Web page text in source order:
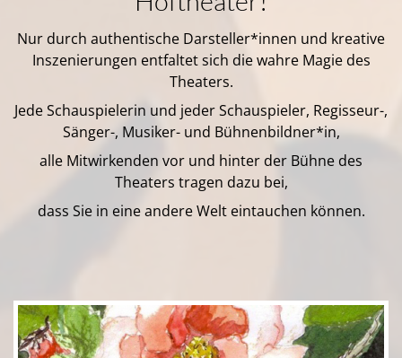
Nur durch authentische Darsteller*innen und kreative
Inszenierungen entfaltet sich die wahre Magie des
Theaters.
Jede Schauspielerin und jeder Schauspieler, Regisseur-,
Sänger-, Musiker- und Bühnenbildner*in,
alle Mitwirkenden vor und hinter der Bühne des
Theaters tragen dazu bei,
dass Sie in eine andere Welt eintauchen können.